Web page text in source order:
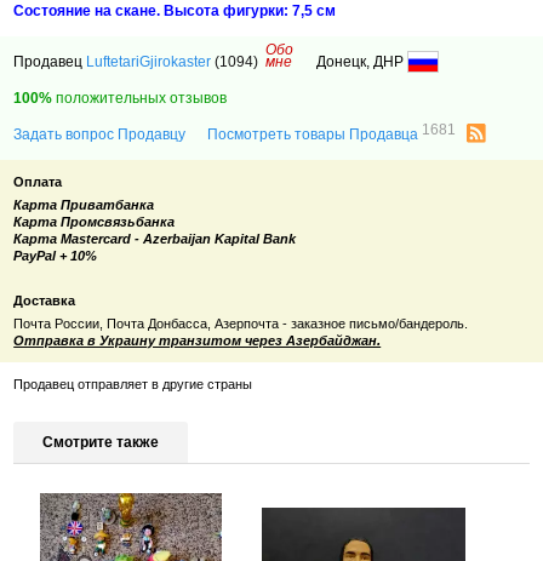
Состояние на скане. Высота фигурки: 7,5 см
Продавец LuftetariGjirokaster (1094)
Обо
мне Донецк, ДНР
100% положительных отзывов
Задать вопрос Продавцу Посмотреть товары Продавца 1681
Оплата
Карта Приватбанка
Карта Промсвязьбанка
Карта Mastercard - Azerbaijan Kapital Bank
PayPal + 10%
Доставка
Почта России, Почта Донбасса, Азерпочта - заказное письмо/бандероль.
Отправка в Украину транзитом через Азербайджан.
Продавец отправляет в другие страны
Смотрите также